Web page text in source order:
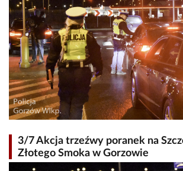
3/7 Akcja trzeźwy poranek na
Złotego Smoka w Gorzowie